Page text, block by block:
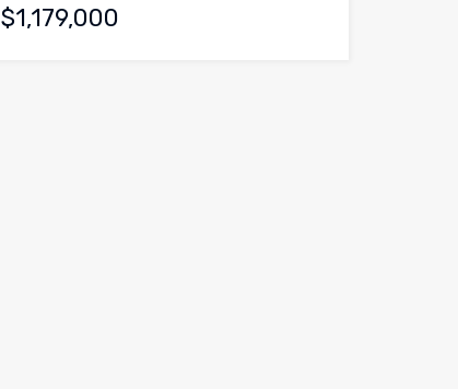
$1,179,000